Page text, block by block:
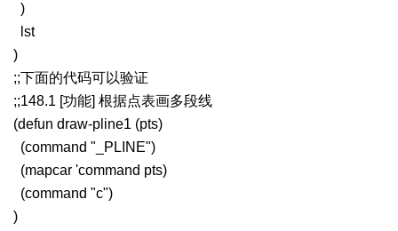
)
lst
)
;;下面的代码可以验证
;;148.1 [功能] 根据点表画多段线
(defun draw-pline1 (pts)
(command "_PLINE")
(mapcar 'command pts)
(command "c")
)